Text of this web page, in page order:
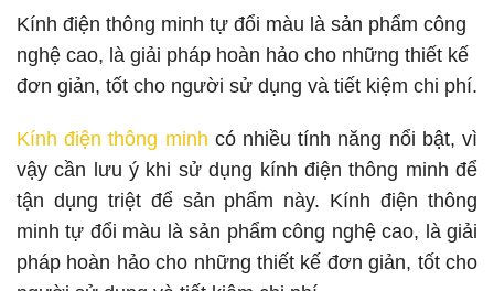
Kính điện thông minh tự đổi màu là sản phẩm công
nghệ cao, là giải pháp hoàn hảo cho những thiết kế
đơn giản, tốt cho người sử dụng và tiết kiệm chi phí.
Kính điện thông minh có nhiều tính năng nổi bật, vì
vậy cần lưu ý khi sử dụng kính điện thông minh để
tận dụng triệt để sản phẩm này. Kính điện thông
minh tự đổi màu là sản phẩm công nghệ cao, là giải
pháp hoàn hảo cho những thiết kế đơn giản, tốt cho